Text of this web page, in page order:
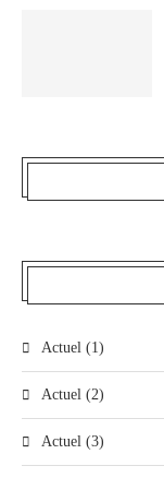
Actuel (1)
Actuel (2)
Actuel (3)